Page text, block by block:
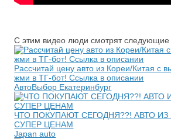
С этим видео люди смотрят следующие
Рассчитай цену авто из Кореи/Китая с
жми в ТГ-бот! Ссылка в описании
АвтоВыбор Екатеринбург
ЧТО ПОКУПАЮТ СЕГОДНЯ??! АВТО
СУПЕР ЦЕНАМ
Japan auto